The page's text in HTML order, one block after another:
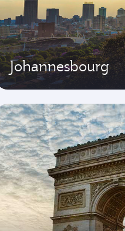
Johannesbourg